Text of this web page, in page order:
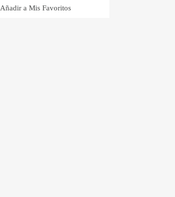
Añadir a Mis Favoritos